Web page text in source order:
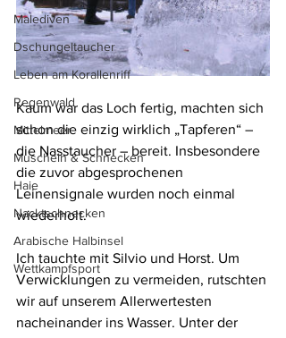
Malediven
Dschungeltaucher
Leben am Korallenriff
Regenwald
Mittelmeer
Muscheln & Schnecken
Haie
Nacktschnecken
Arabische Halbinsel
Wettkampfsport
Kaum war das Loch fertig, machten sich
schon die einzig wirklich „Tapferen“ –
die Nasstaucher – bereit. Insbesondere
die zuvor abgesprochenen
Leinensignale wurden noch einmal
wiederholt.
Ich tauchte mit Silvio und Horst. Um
Verwicklungen zu vermeiden, rutschten
wir auf unserem Allerwertesten
nacheinander ins Wasser. Unter der